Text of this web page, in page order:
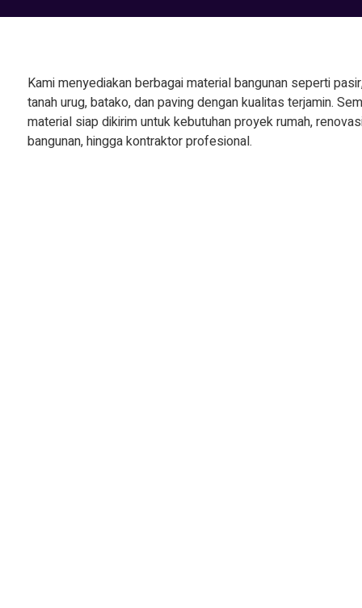
Kami menyediakan berbagai material bangunan seperti
tanah urug, batako, dan paving dengan kualitas terjamin.
material siap dikirim untuk kebutuhan proyek rumah,
bangunan, hingga kontraktor profesional.